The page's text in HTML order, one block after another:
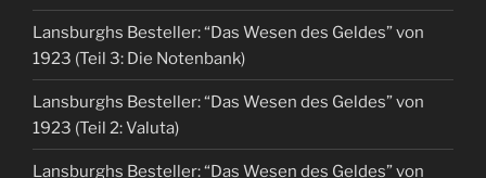
Lansburghs Besteller: “Das Wesen des Geldes” von
1923 (Teil 3: Die Notenbank)
Lansburghs Besteller: “Das Wesen des Geldes” von
1923 (Teil 2: Valuta)
Lansburghs Besteller: “Das Wesen des Geldes” von